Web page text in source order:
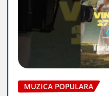
MUZICA POPULARA